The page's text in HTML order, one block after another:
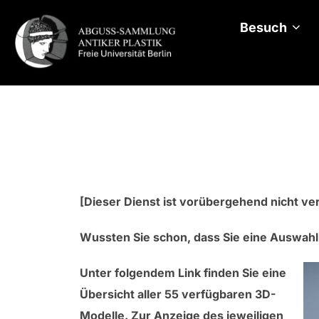
Inhalt
springen
Besuch
[Dieser Dienst ist vorübergehend nicht
Wussten Sie schon, dass Sie eine
Unter folgendem Link finden Sie eine
Übersicht aller 55 verfügbaren 3D-
Modelle. Zur Anzeige des jeweiligen